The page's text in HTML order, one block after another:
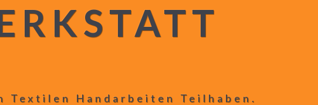
Textilen Handarbeiten Teilhaben.